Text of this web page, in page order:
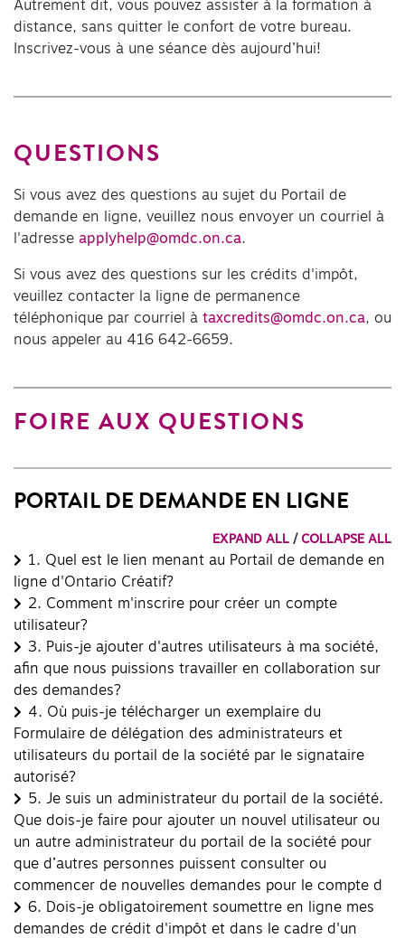
Autrement dit, vous pouvez assister à la formation à
distance, sans quitter le confort de votre bureau.
Inscrivez-vous à une séance dès aujourd’hui!
QUESTIONS
Si vous avez des questions au sujet du Portail de
demande en ligne, veuillez nous envoyer un courriel à
l'adresse applyhelp@omdc.on.ca.
Si vous avez des questions sur les crédits d'impôt,
veuillez contacter la ligne de permanence
téléphonique par courriel à taxcredits@omdc.on.ca, ou
nous appeler au 416 642-6659.
FOIRE AUX QUESTIONS
PORTAIL DE DEMANDE EN LIGNE
EXPAND ALL / COLLAPSE ALL
1. Quel est le lien menant au Portail de demande en
ligne d'Ontario Créatif?
2. Comment m'inscrire pour créer un compte
utilisateur?
3. Puis-je ajouter d'autres utilisateurs à ma société,
afin que nous puissions travailler en collaboration sur
des demandes?
4. Où puis-je télécharger un exemplaire du
Formulaire de délégation des administrateurs et
utilisateurs du portail de la société par le signataire
autorisé?
5. Je suis un administrateur du portail de la société.
Que dois-je faire pour ajouter un nouvel utilisateur ou
un autre administrateur du portail de la société pour
que d’autres personnes puissent consulter ou
commencer de nouvelles demandes pour le compte d
6. Dois-je obligatoirement soumettre en ligne mes
demandes de crédit d'impôt et dans le cadre d'un